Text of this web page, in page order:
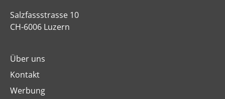
Salzfassstrasse 10
CH-6006 Luzern
Über uns
Kontakt
Werbung